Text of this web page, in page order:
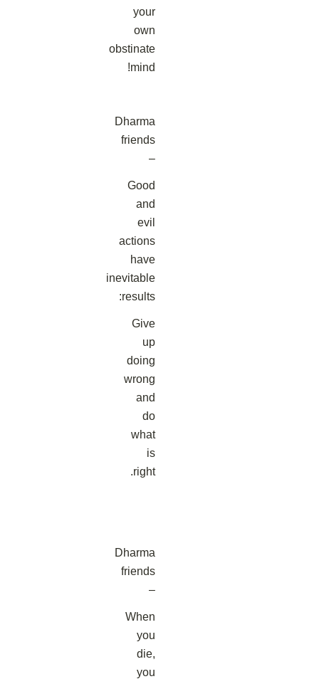
your
own
obstinate
mind!
Dharma
friends
–
Good
and
evil
actions
have
inevitable
results:
Give
up
doing
wrong
and
do
what
is
right.
Dharma
friends
–
When
you
die,
you